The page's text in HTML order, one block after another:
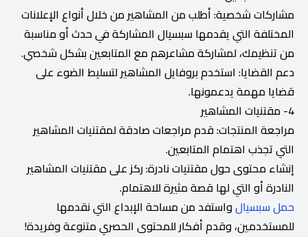
مشاركات شخصية: أطلب من المشاهير من خلال أنواع الإعلانات
المختلفة التي يقدمها سبسيال المشاركة في حدث أو مناسبة
من تنظيمك، لمشاركة مشاعرهم مع المتابعين بشكل شخصي.
دعم القضايا: استخدم بروفايل المشاهير لتسليط الضوء على
قضايا مهمة يدعمونها.
4- مقتنيات المشاهير
مراجعة المنتجات: قدم مراجعات صادقة لمقتنيات المشاهير
التي تجذب اهتمام المتابعين.
إنشاء محتوى حول مقتنيات نادرة: ركز على مقتنيات المشاهير
النادرة أو التي لها قصة مثيرة للاهتمام.
حمل سبسيالواستفد من مساحة الإبداع التي نقدمها
للمستخدمين، وقدم أفكار للمحتوى الحصري متنوعة وفريدة!